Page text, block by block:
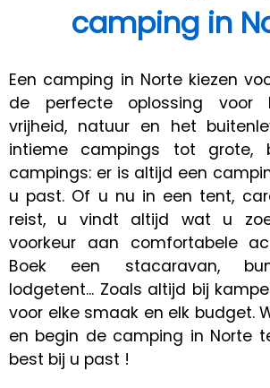
camping in
Een camping in Norte kiezen
de perfecte oplossing voor
vrijheid, natuur en het
intieme campings tot grote,
campings: er is altijd een
u past. Of u nu in een tent,
reist, u vindt altijd wat u
voorkeur aan comfortabele
Boek een stacaravan,
lodgetent... Zoals altijd bij
voor elke smaak en elk budget.
en begin de camping in Norte
best bij u past !